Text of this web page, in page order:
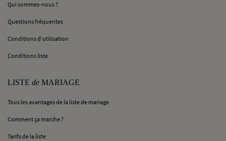
Qui sommes-nous ?
Questions fréquentes
Conditions d’utilisation
Conditions liste
LISTE de MARIAGE
Tous les avantages de la liste de mariage
Comment ça marche ?
Tarifs de la liste